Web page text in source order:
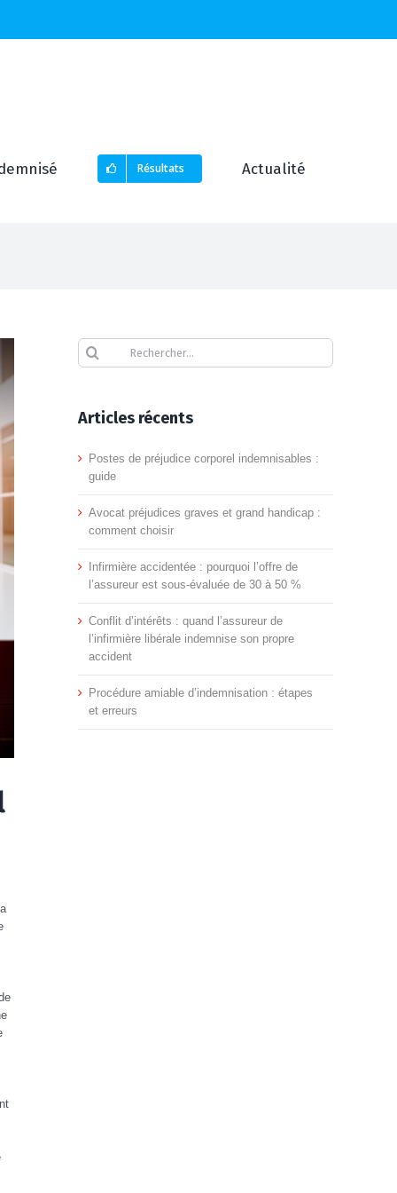
Résultats
Actualité
Rechercher
Articles récents
Postes de préjudice corporel indemnisables :
guide
Avocat préjudices graves et grand handicap :
comment choisir
Infirmière accidentée : pourquoi l’offre de
l’assureur est sous-évaluée de 30 à 50 %
Conflit d’intérêts : quand l’assureur de
l’infirmière libérale indemnise son propre
accident
Procédure amiable d’indemnisation : étapes
et erreurs